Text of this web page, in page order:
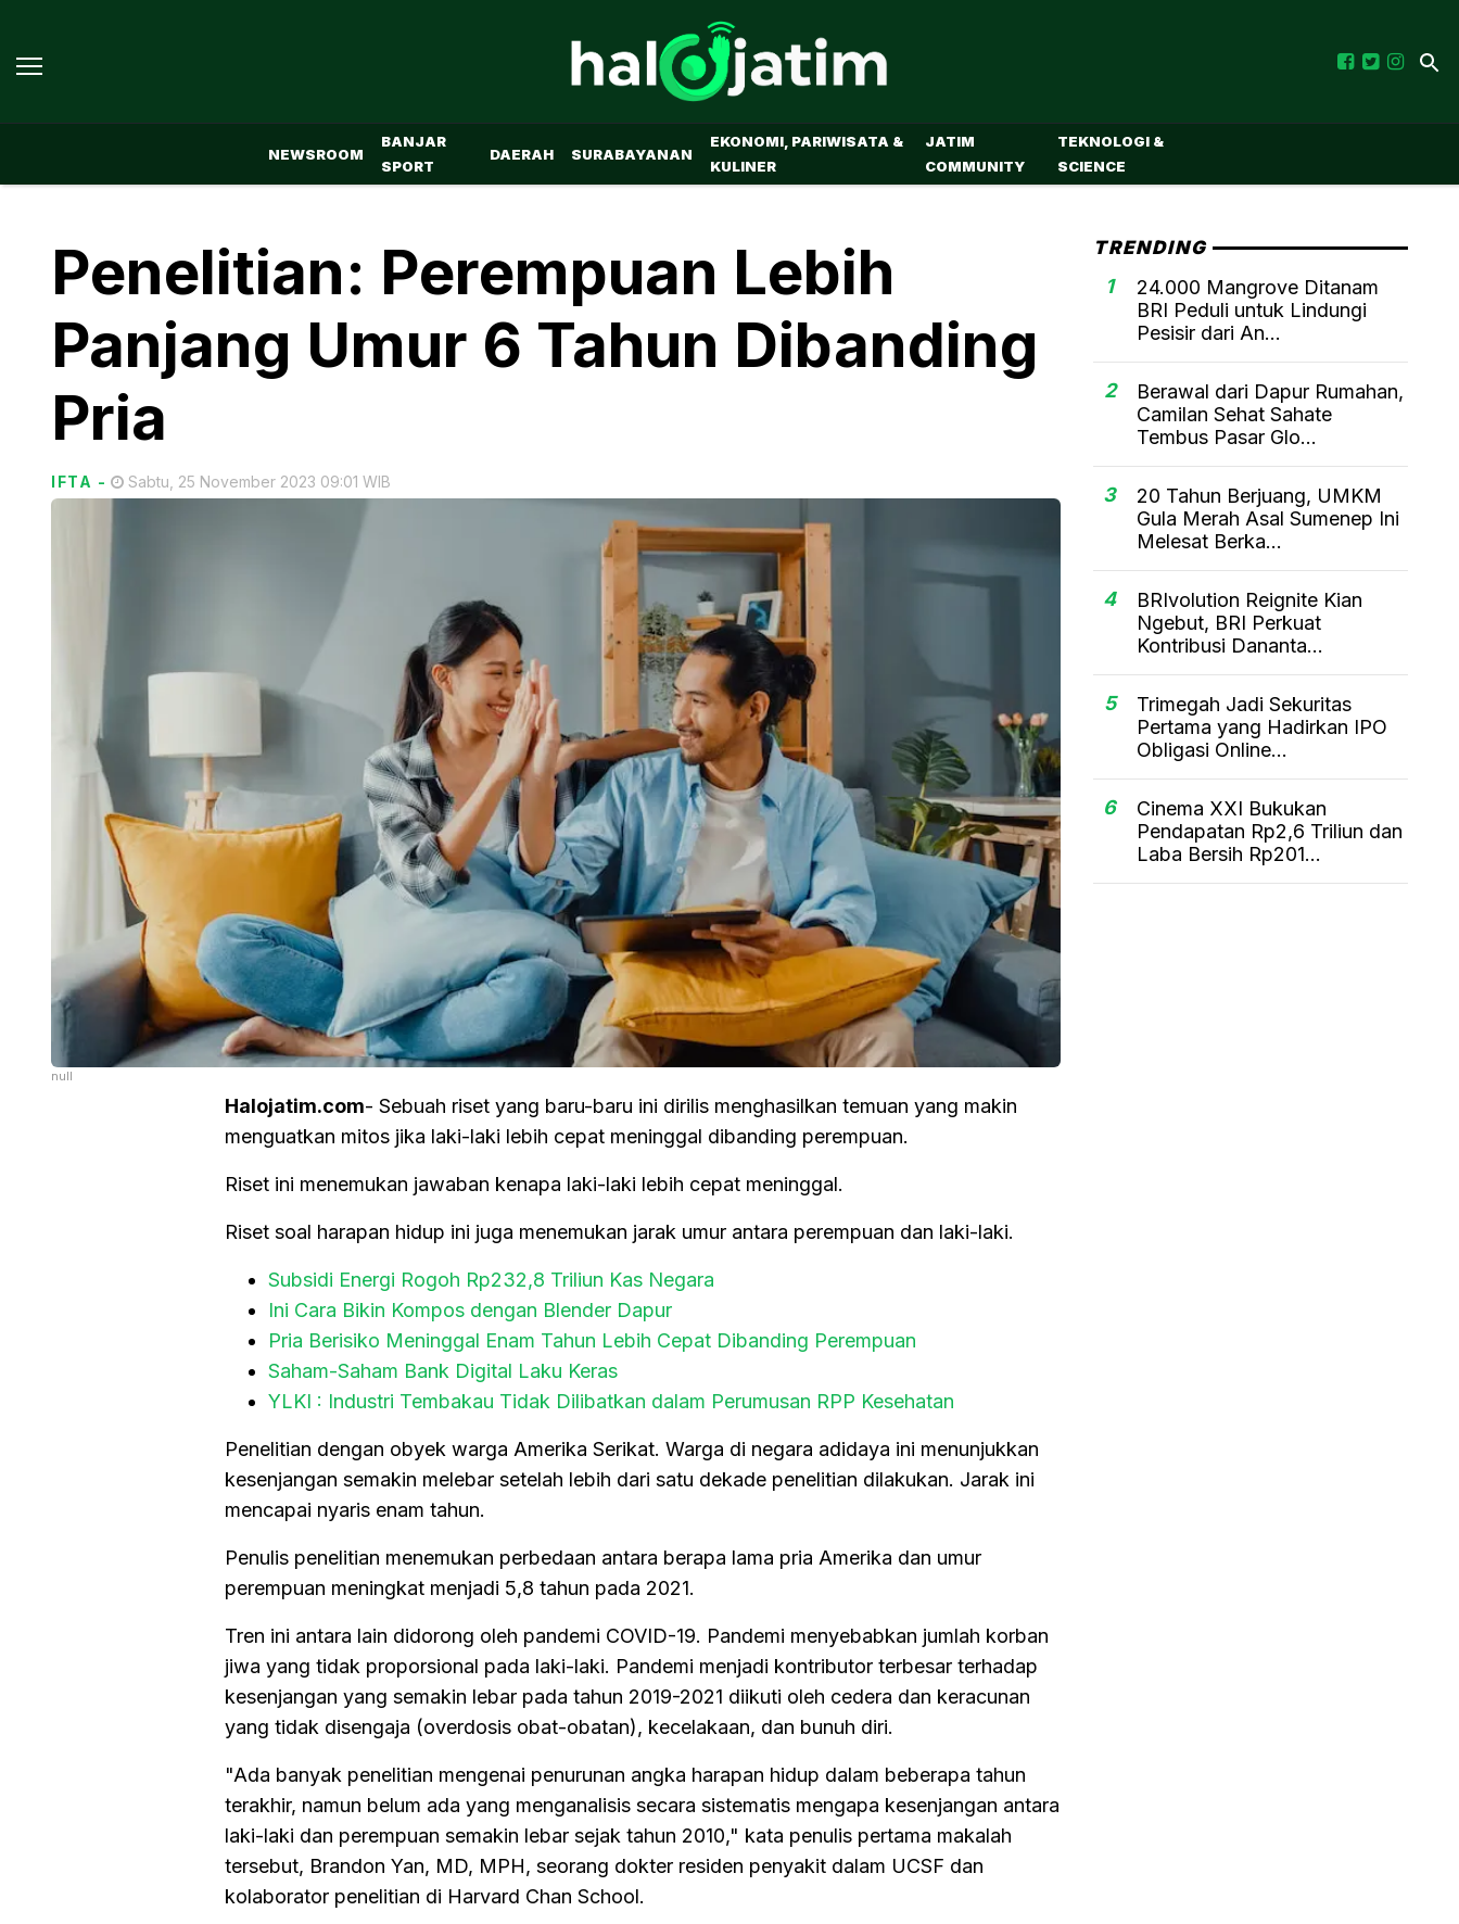
NEWSROOM
BANJAR
SPORT
DAERAH SURABAYANAN
EKONOMI, PARIWISATA &
KULINER
JATIM
COMMUNITY
TEKNOLOGI &
SCIENCE
Penelitian: Perempuan Lebih
Panjang Umur 6 Tahun Dibanding
Pria
IFTA - Sabtu, 25 November 2023 09:01 WIB
null
Halojatim.com- Sebuah riset yang baru-baru ini dirilis menghasilkan temuan yang makin
menguatkan mitos jika laki-laki lebih cepat meninggal dibanding perempuan.
Riset ini menemukan jawaban kenapa laki-laki lebih cepat meninggal.
Riset soal harapan hidup ini juga menemukan jarak umur antara perempuan dan laki-laki.
Subsidi Energi Rogoh Rp232,8 Triliun Kas Negara
Ini Cara Bikin Kompos dengan Blender Dapur
Pria Berisiko Meninggal Enam Tahun Lebih Cepat Dibanding Perempuan
Saham-Saham Bank Digital Laku Keras
YLKI : Industri Tembakau Tidak Dilibatkan dalam Perumusan RPP Kesehatan
Penelitian dengan obyek warga Amerika Serikat. Warga di negara adidaya ini menunjukkan
kesenjangan semakin melebar setelah lebih dari satu dekade penelitian dilakukan. Jarak ini
mencapai nyaris enam tahun.
Penulis penelitian menemukan perbedaan antara berapa lama pria Amerika dan umur
perempuan meningkat menjadi 5,8 tahun pada 2021.
Tren ini antara lain didorong oleh pandemi COVID-19. Pandemi menyebabkan jumlah korban
jiwa yang tidak proporsional pada laki-laki. Pandemi menjadi kontributor terbesar terhadap
kesenjangan yang semakin lebar pada tahun 2019-2021 diikuti oleh cedera dan keracunan
yang tidak disengaja (overdosis obat-obatan), kecelakaan, dan bunuh diri.
"Ada banyak penelitian mengenai penurunan angka harapan hidup dalam beberapa tahun
terakhir, namun belum ada yang menganalisis secara sistematis mengapa kesenjangan antara
laki-laki dan perempuan semakin lebar sejak tahun 2010," kata penulis pertama makalah
tersebut, Brandon Yan, MD, MPH, seorang dokter residen penyakit dalam UCSF dan
kolaborator penelitian di Harvard Chan School.
TRENDING
1
24.000 Mangrove Ditanam
BRI Peduli untuk Lindungi
Pesisir dari An...
2
Berawal dari Dapur Rumahan,
Camilan Sehat Sahate
Tembus Pasar Glo...
3
20 Tahun Berjuang, UMKM
Gula Merah Asal Sumenep Ini
Melesat Berka...
4
BRIvolution Reignite Kian
Ngebut, BRI Perkuat
Kontribusi Dananta...
5
Trimegah Jadi Sekuritas
Pertama yang Hadirkan IPO
Obligasi Online...
6
Cinema XXI Bukukan
Pendapatan Rp2,6 Triliun dan
Laba Bersih Rp201...